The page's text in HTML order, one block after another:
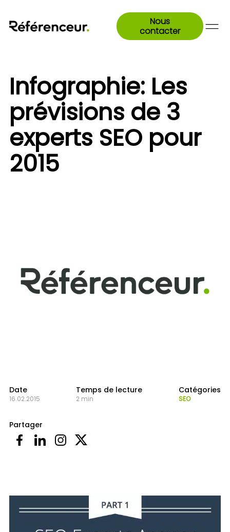
Nous
contacter
Infographie: Les
prévisions de 3
experts SEO pour
2015
Date
16.02.2015
Temps de lecture
2 min
Catégories
SEO
Partager